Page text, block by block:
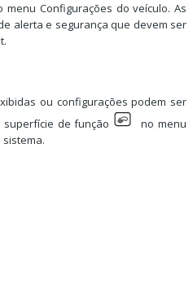
Configurações do veículo. As
alerta e segurança que devem ser
ou configurações podem ser
de função
no menu